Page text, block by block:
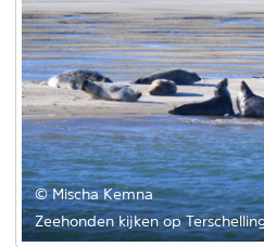
© Mischa Kemna
Zeehonden kijken op